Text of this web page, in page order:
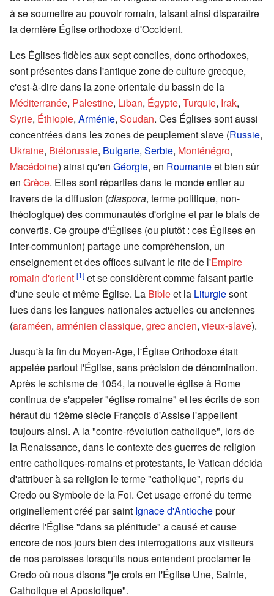
à se soumettre au pouvoir romain, faisant ainsi disparaître
la dernière Église orthodoxe d'Occident.
Les Églises fidèles aux sept conciles, donc orthodoxes,
sont présentes dans l'antique zone de culture grecque,
c'est-à-dire dans la zone orientale du bassin de la
Méditerranée, Palestine, Liban, Égypte, Turquie, Irak,
Syrie, Éthiopie, Arménie, Soudan. Ces Églises sont aussi
concentrées dans les zones de peuplement slave (Russie,
Ukraine, Biélorussie, Bulgarie, Serbie, Monténégro,
Macédoine) ainsi qu'en Géorgie, en Roumanieet bien sûr
en Grèce. Elles sont réparties dans le monde entier au
travers de la diffusion (diaspora, terme politique, non-
théologique) des communautés d'origine et par le biais de
convertis. Ce groupe d'Églises (ou plutôt : ces Églises en
inter-communion) partage une compréhension, un
enseignement et des offices suivant le rite de l'Empire
romain d'orient [1] et se considèrent comme faisant partie
d'une seule et même Église. La Bibleet la Liturgiesont
lues dans les langues nationales actuelles ou anciennes
(araméen, arménien classique, grec ancien, vieux-slave).
Jusqu'à la fin du Moyen-Age, l'Église Orthodoxe était
appelée partout l'Église, sans précision de dénomination.
Après le schisme de 1054, la nouvelle église à Rome
continua de s'appeler "église romaine" et les écrits de son
héraut du 12ème siècle François d'Assise l'appellent
toujours ainsi. A la "contre-révolution catholique", lors de
la Renaissance, dans le contexte des guerres de religion
entre catholiques-romains et protestants, le Vatican décida
d'attribuer à sa religion le terme "catholique", repris du
Credo ou Symbole de la Foi. Cet usage erroné du terme
originellement créé par saint Ignace d'Antiochepour
décrire l'Église "dans sa plénitude" a causé et cause
encore de nos jours bien des interrogations aux visiteurs
de nos paroisses lorsqu'ils nous entendent proclamer le
Credo où nous disons "je crois en l'Église Une, Sainte,
Catholique et Apostolique".